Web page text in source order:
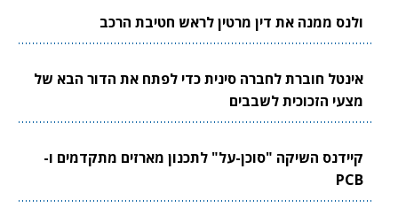
ולנס ממנה את דין מרטין לראש חטיבת הרכב
אינטל חוברת לחברה סינית כדי לפתח את הדור הבא של
מצעי הזכוכית לשבבים
קיידנס השיקה "סוכן-על" לתכנון מארזים מתקדמים ו-
PCB